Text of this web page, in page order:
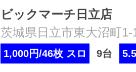
ビックマーチ日立店
茨城県日立市東大沼町1-
1,000円/46枚 スロ 9台